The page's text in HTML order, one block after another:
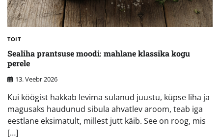
TOIT
Sealiha prantsuse moodi: mahlane klassika kogu
perele
13. Veebr 2026
Kui köögist hakkab levima sulanud juustu, küpse liha ja
magusaks haudunud sibula ahvatlev aroom, teab iga
eestlane eksimatult, millest jutt käib. See on roog, mis
[…]